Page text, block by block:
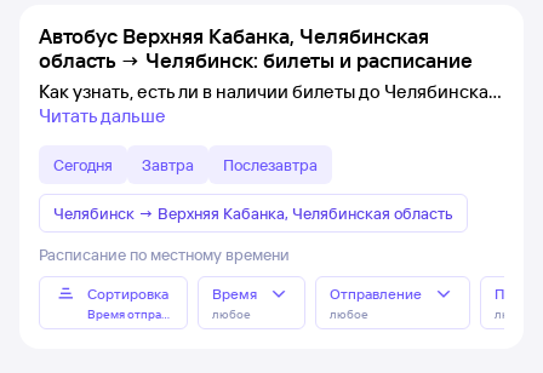
Автобус Верхняя Кабанка, Челябинская
область → Челябинск: билеты и расписание
Как узнать, есть ли в наличии билеты до Челябинска
Читать дальше
Сегодня Завтра Послезавтра
Челябинск → Верхняя Кабанка, Челябинская область
Расписание по местному времени
Сортировка
Время отправления
Время
любое
Отправление
любое любое